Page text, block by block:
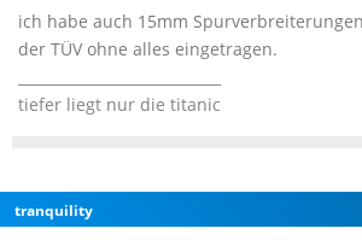
ich habe auch 15mm
der TÜV ohne alles eingetragen.
tiefer liegt nur die titanic
tranquility